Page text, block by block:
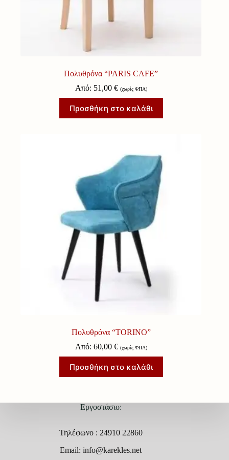
Πολυθρόνα “PARIS CAFE”
Από: 51,00 € (χωρίς ΦΠΑ)
Προσθήκη στο καλάθι
Πολυθρόνα “TORINO”
Από: 60,00 € (χωρίς ΦΠΑ)
Προσθήκη στο καλάθι
Εργοστάσιο:
Τηλέφωνο : 24910 22860
Email: info@karekles.net